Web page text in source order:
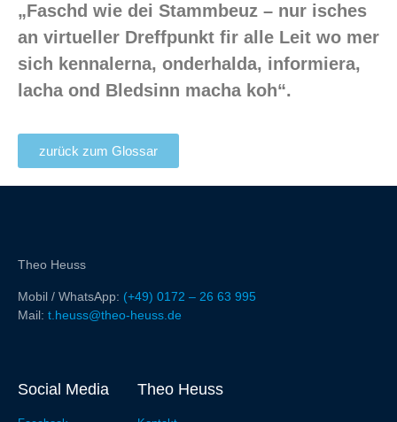
„Faschd wie dei Stammbeuz – nur isches
an virtueller Dreffpunkt fir alle Leit wo mer
sich kennalerna, onderhalda, informiera,
lacha ond Bledsinn macha koh“.
zurück zum Glossar
Theo Heuss
Mobil / WhatsApp: (+49) 0172 – 26 63 995
Mail: t.heuss@theo-heuss.de
Social Media Theo Heuss